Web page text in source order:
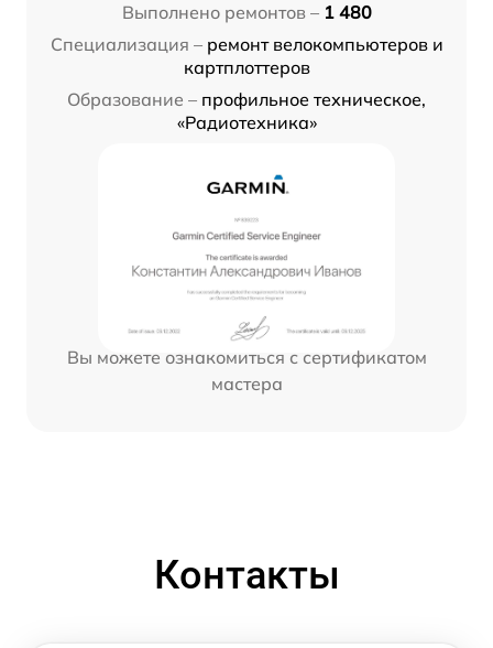
Выполнено ремонтов – 1 480
Специализация – ремонт велокомпьютеров и
картплоттеров
Образование – профильное техническое,
«Радиотехника»
Вы можете ознакомиться с сертификатом
мастера
Контакты